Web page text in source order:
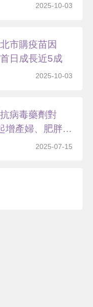
2025-10-03
市購疫苗因
日成長近5成
2025-10-03
病毒藥劑對
產婦、肥胖兒
2025-07-15